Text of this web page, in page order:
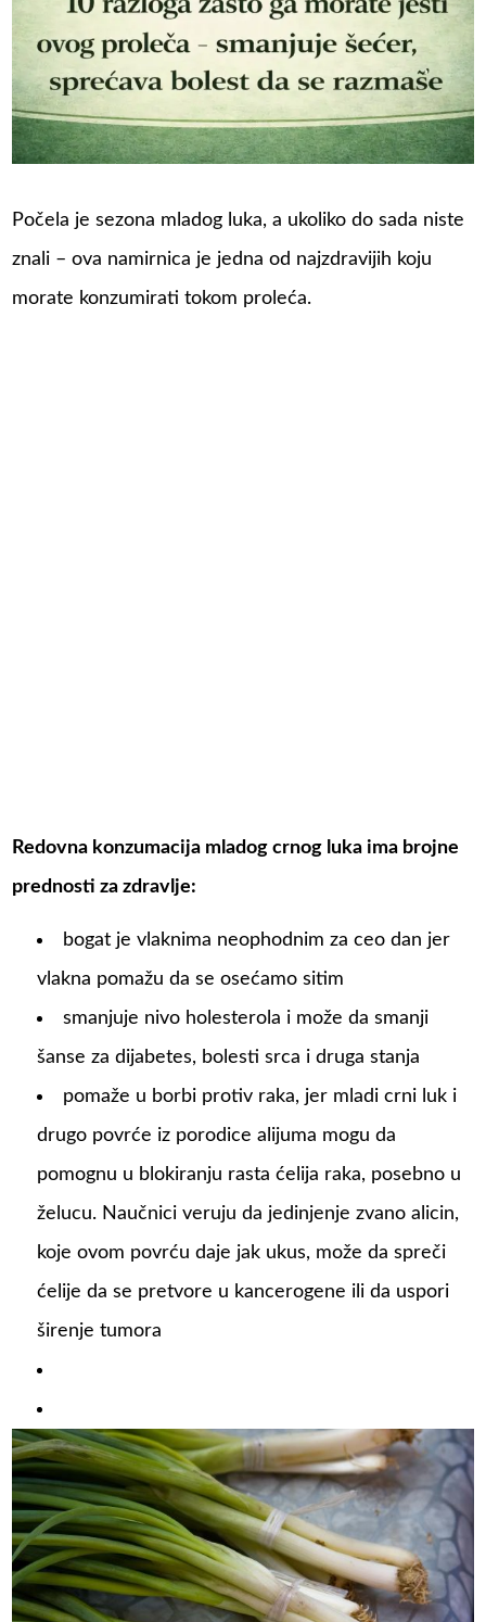
Počela je sezona mladog luka, a ukoliko do sada niste
znali – ova namirnica je jedna od najzdravijih koju
morate konzumirati tokom proleća.
Redovna konzumacija mladog crnog luka ima brojne
prednosti za zdravlje:
bogat je vlaknima neophodnim za ceo dan jer
vlakna pomažu da se osećamo sitim
smanjuje nivo holesterola i može da smanji
šanse za dijabetes, bolesti srca i druga stanja
pomaže u borbi protiv raka, jer mladi crni luk i
drugo povrće iz porodice alijuma mogu da
pomognu u blokiranju rasta ćelija raka, posebno u
želucu. Naučnici veruju da jedinjenje zvano alicin,
koje ovom povrću daje jak ukus, može da spreči
ćelije da se pretvore u kancerogene ili da uspori
širenje tumora